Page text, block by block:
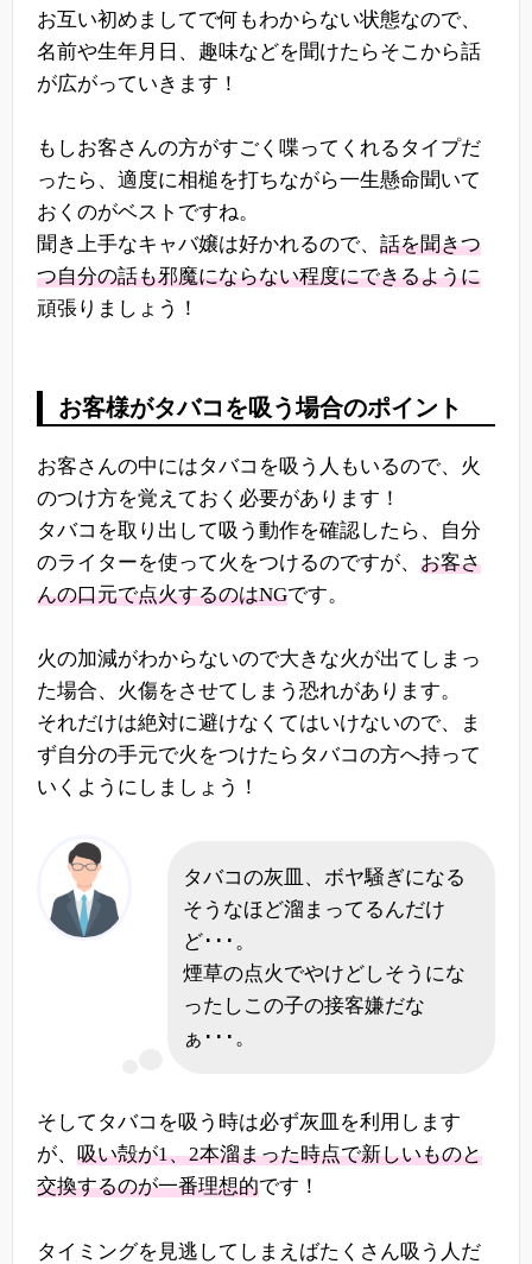
お互い初めましてで何もわからない状態なので、
名前や生年月日、趣味などを聞けたらそこから話
が広がっていきます！
もしお客さんの方がすごく喋ってくれるタイプだ
ったら、適度に相槌を打ちながら一生懸命聞いて
おくのがベストですね。
聞き上手なキャバ嬢は好かれるので、 話を聞きつ
つ自分の話も邪魔にならない程度にできるように
頑張りましょう！
お客様がタバコを吸う場合のポイント
お客さんの中にはタバコを吸う人もいるので、火
のつけ方を覚えておく必要があります！
タバコを取り出して吸う動作を確認したら、自分
のライターを使って火をつけるのですが、 お客さ
んの口元で点火するのはNGです。
火の加減がわからないので大きな火が出てしまっ
た場合、火傷をさせてしまう恐れがあります。
それだけは絶対に避けなくてはいけないので、ま
ず自分の手元で火をつけたらタバコの方へ持って
いくようにしましょう！
タバコの灰皿、ボヤ騒ぎになる
そうなほど溜まってるんだけ
ど･･･。
煙草の点火でやけどしそうにな
ったしこの子の接客嫌だな
ぁ･･･。
そしてタバコを吸う時は必ず灰皿を利用します
が、 吸い殻が1、2本溜まった時点で新しいものと
交換するのが一番理想的です！
タイミングを見逃してしまえばたくさん吸う人だ